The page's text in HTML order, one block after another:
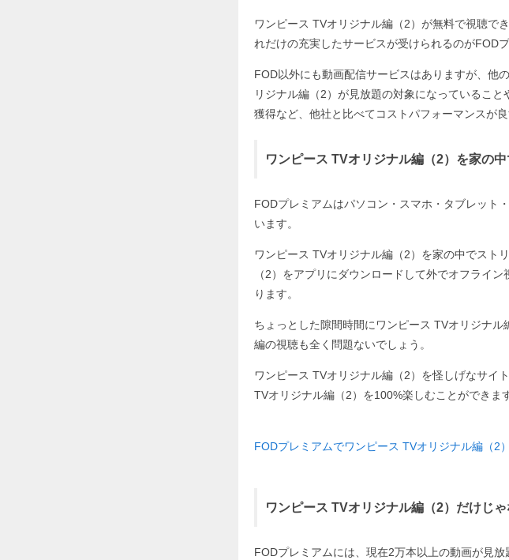
ワンピース TVオリジナル編（2）が無料で視聴で
れだけの充実したサービスが受けられるのがFOD
FOD以外にも動画配信サービスはありますが、他
リジナル編（2）が見放題の対象になっているこ
獲得など、他社と比べてコストパフォーマンスが良
ワンピース TVオリジナル編（2）を家の
FODプレミアムはパソコン・スマホ・タブレット
います。
ワンピース TVオリジナル編（2）を家の中でスト
（2）をアプリにダウンロードして外でオフライ
ります。
ちょっとした隙間時間にワンピース TVオリジナ
編の視聴も全く問題ないでしょう。
ワンピース TVオリジナル編（2）を怪しげなサイ
TVオリジナル編（2）を100%楽しむことができます
FODプレミアムでワンピース TVオリジナル編（2
ワンピース TVオリジナル編（2）だけじ
FODプレミアムには、現在2万本以上の動画が見